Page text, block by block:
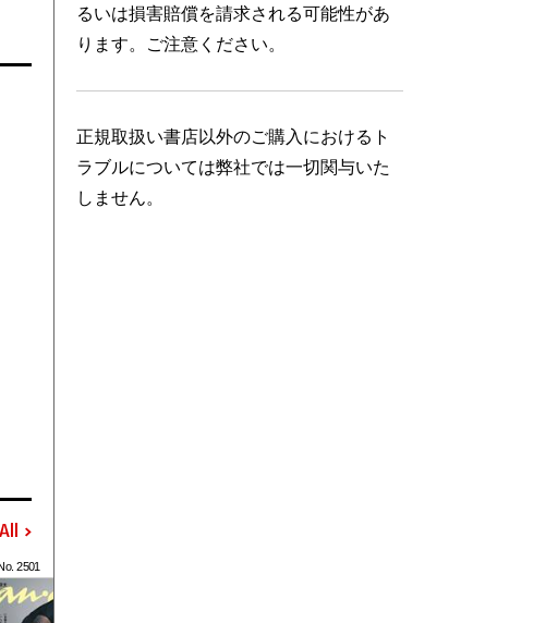
2501
るいは損害賠償を請求される可能性があ
ります。ご注意ください。
正規取扱い書店以外のご購入におけるト
ラブルについては弊社では一切関与いた
しません。